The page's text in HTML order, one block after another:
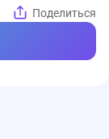
Поделиться